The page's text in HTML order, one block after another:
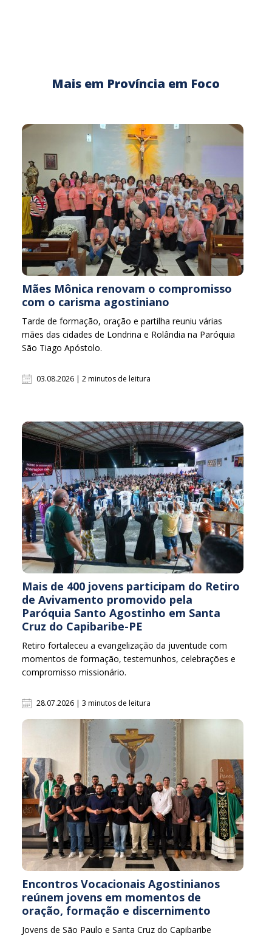
Mais em Província em Foco
Mães Mônica renovam o compromisso
com o carisma agostiniano
Tarde de formação, oração e partilha reuniu várias
mães das cidades de Londrina e Rolândia na Paróquia
São Tiago Apóstolo.
03.08.2026 | 2 minutos de leitura
Mais de 400 jovens participam do Retiro
de Avivamento promovido pela
Paróquia Santo Agostinho em Santa
Cruz do Capibaribe-PE
Retiro fortaleceu a evangelização da juventude com
momentos de formação, testemunhos, celebrações e
compromisso missionário.
28.07.2026 | 3 minutos de leitura
Encontros Vocacionais Agostinianos
reúnem jovens em momentos de
oração, formação e discernimento
Jovens de São Paulo e Santa Cruz do Capibaribe